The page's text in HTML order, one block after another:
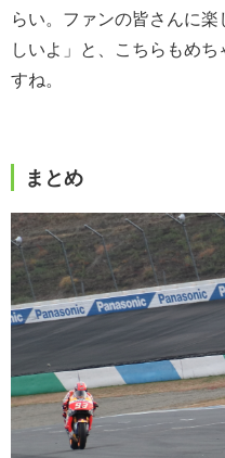
らい。ファンの皆さんに
しいよ」と、こちらもめ
すね。
まとめ